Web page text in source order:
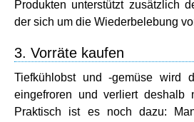
Produkten unterstützt zusätzlich
der sich um die Wiederbelebung
3. Vorräte kaufen
Tiefkühlobst und -gemüse wird
eingefroren und verliert deshalb
Praktisch ist es noch dazu: